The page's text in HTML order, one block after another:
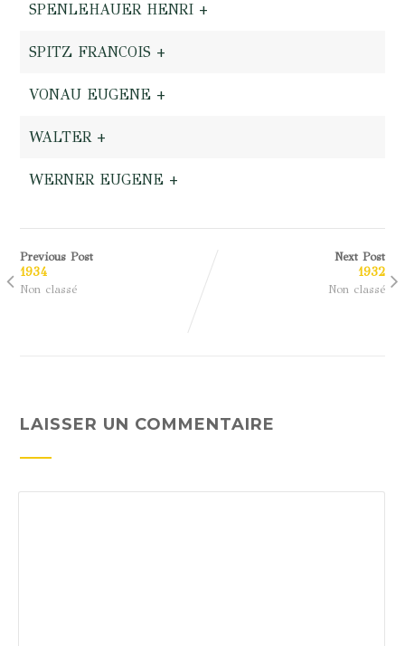
SPENLEHAUER HENRI +
SPITZ FRANCOIS +
VONAU EUGENE +
WALTER +
WERNER EUGENE +
Previous Post
1934
Non classé
Next Post
1932
Non classé
LAISSER UN COMMENTAIRE